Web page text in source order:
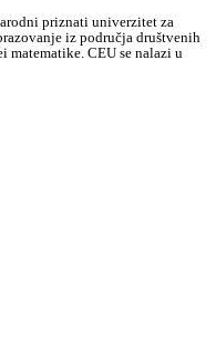
priznati univerzitet za
iz područja društvenih
matematike. CEU se nalazi u